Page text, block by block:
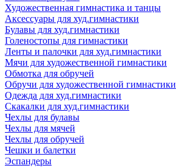
Художественная гимнастика и танцы
Аксессуары для худ.гимнастики
Булавы для худ.гимнастики
Голеностопы для гимнастики
Ленты и палочки для худ.гимнастики
Мячи для художественной гимнастики
Обмотка для обручей
Обручи для художественной гимнастики
Одежда для худ.гимнастики
Скакалки для худ.гимнастики
Чехлы для булавы
Чехлы для мячей
Чехлы для обручей
Чешки и балетки
Эспандеры